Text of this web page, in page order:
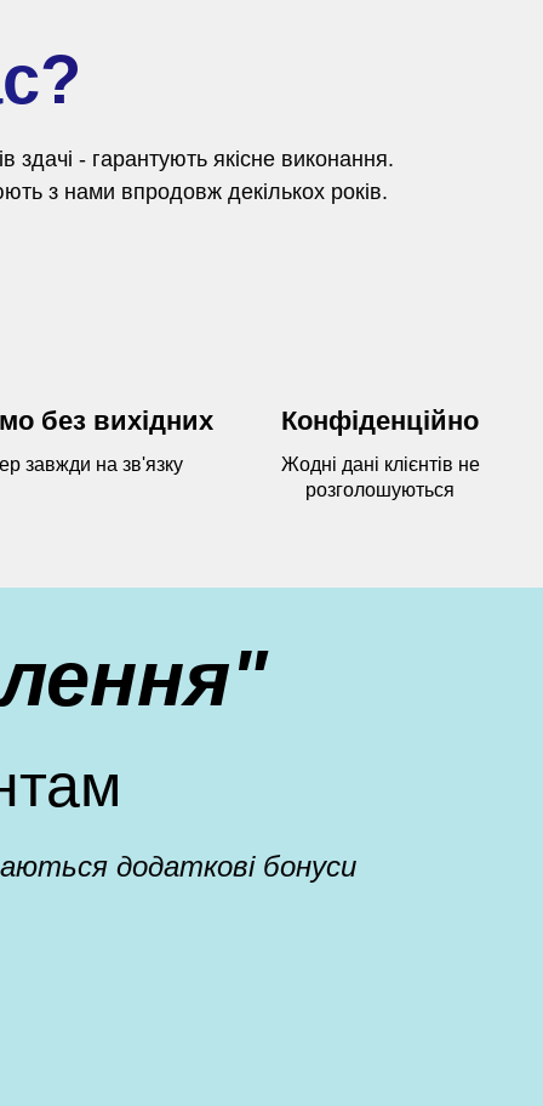
- гарантують якісне виконання.
з нами впродовж декількох років.
без вихідних
завжди на зв'язку
Конфіденційно
Жодні дані клієнтів не
розголошуються
додаткові бонуси